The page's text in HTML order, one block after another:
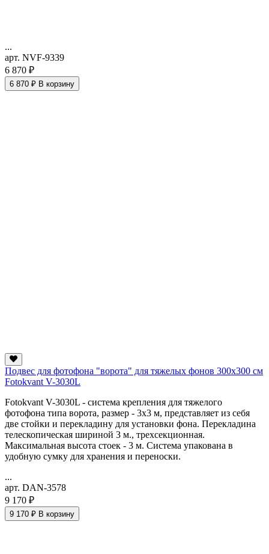
...
арт. NVF-9339
6 870 ₽
6 870 ₽ В корзину
Подвес для фотофона "ворота" для тяжелых фонов 300х300 см
Fotokvant V-3030L
Fotokvant V-3030L - система крепления для тяжелого
фотофона типа ворота, размер - 3х3 м, представляет из себя
две стойки и перекладину для установки фона. Перекладина
телескопическая шириной 3 м., трехсекционная.
Максимальная высота стоек - 3 м. Система упакована в
удобную сумку для хранения и переноски.
...
арт. DAN-3578
9 170 ₽
9 170 ₽ В корзину